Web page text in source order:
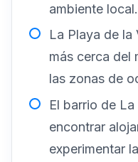
ambiente local.
La Playa de la
más cerca del
las zonas de
El barrio de La
encontrar
experimentar